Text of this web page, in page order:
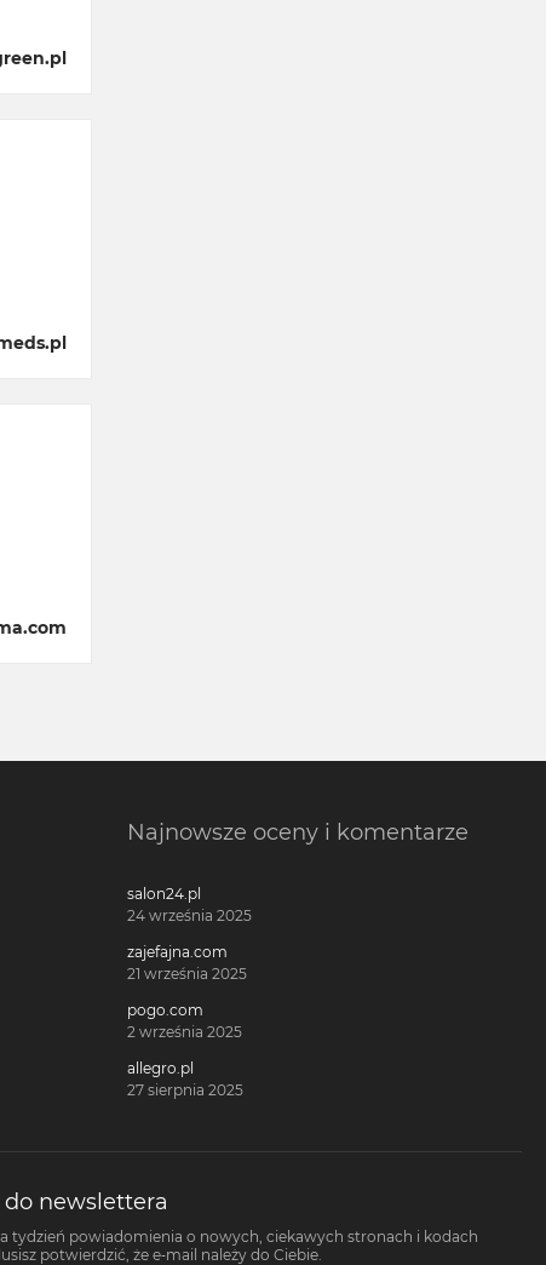
Najnowsze oceny i komentarze
salon24.pl
24 września 2025
zajefajna.com
21 września 2025
pogo.com
2 września 2025
allegro.pl
27 sierpnia 2025
do newslettera
tydzień powiadomienia o nowych, ciekawych stronach i kodach
potwierdzić, że e-mail należy do Ciebie.